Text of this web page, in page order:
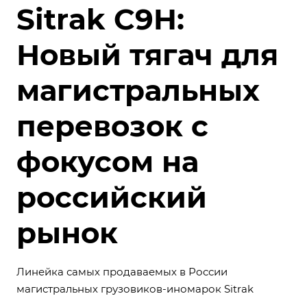
Sitrak C9H:
Новый тягач для
магистральных
перевозок с
фокусом на
российский
рынок
Линейка самых продаваемых в России
магистральных грузовиков-иномарок Sitrak